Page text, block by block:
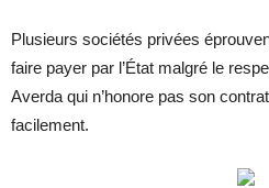
Plusieurs sociétés privées
faire payer par l’État malgré le
Averda qui n’honore pas son
facilement.